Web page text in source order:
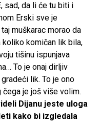
sad, da li će tu biti i
Erski sve je
muškarac morao da
koliko komičan lik bila,
tišinu ispunjava
To je onaj dirljiv
lik. To je ono
je još više volim.
Dijanu jeste uloga
kako bi izgledala